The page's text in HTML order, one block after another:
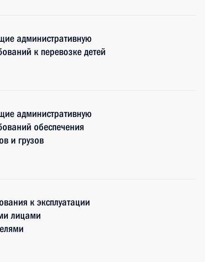
административную
к перевозке детей
административную
обеспечения
и грузов
к эксплуатации
лицами